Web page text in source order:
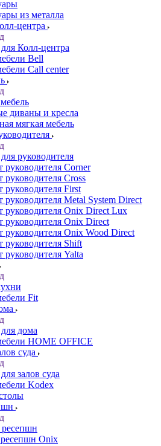
из металла
центра
Колл-центра
Bell
Call center
диваны и кресла
мягкая мебель
руководителя
руководителя Corner
руководителя Cross
руководителя First
руководителя Metal System Direct
руководителя Onix Direct Lux
руководителя Onix Direct
руководителя Onix Wood Direct
руководителя Shift
руководителя Yalta
Fit
дома
HOME OFFICE
суда
залов суда
Kodex
Onix